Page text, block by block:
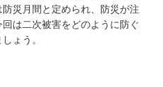
災月間と定められ、防災が注
は二次被害をどのように防ぐ
ょう。